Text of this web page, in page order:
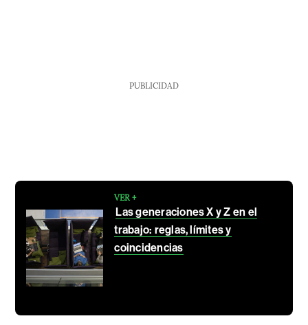
PUBLICIDAD
VER +
Las generaciones X y Z en el
trabajo: reglas, límites y
coincidencias